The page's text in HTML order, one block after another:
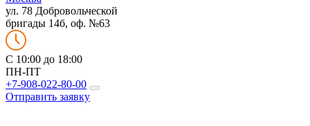
ул. 78 Добровольческой
бригады 14б, оф. №63
C 10:00 до 18:00
ПН-ПТ
+7-908-022-80-00
Отправить заявку